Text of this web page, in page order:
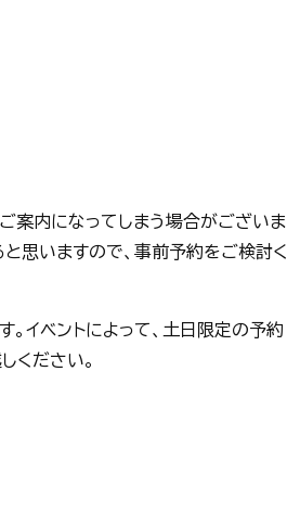
案内になってしまう場合がございま
思いますので、事前予約をご検討く
イベントによって、土日限定の予約
ください。